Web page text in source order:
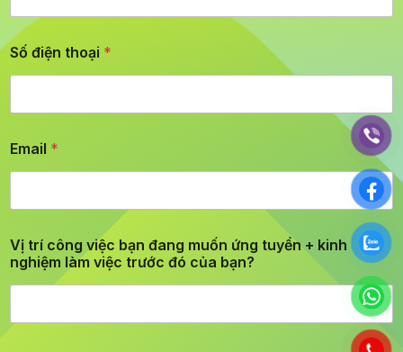
Số điện thoại *
Email *
Vị trí công việc bạn đang muốn ứng tuyển + kinh
nghiệm làm việc trước đó của bạn?